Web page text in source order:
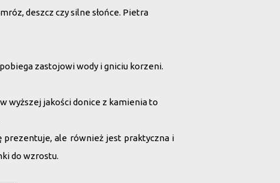
deszcz czy silne słońce. Pietra
zastojowi wody i gniciu korzeni.
wyższej jakości donice z kamienia to
prezentuje, ale również jest praktyczna i
do wzrostu.